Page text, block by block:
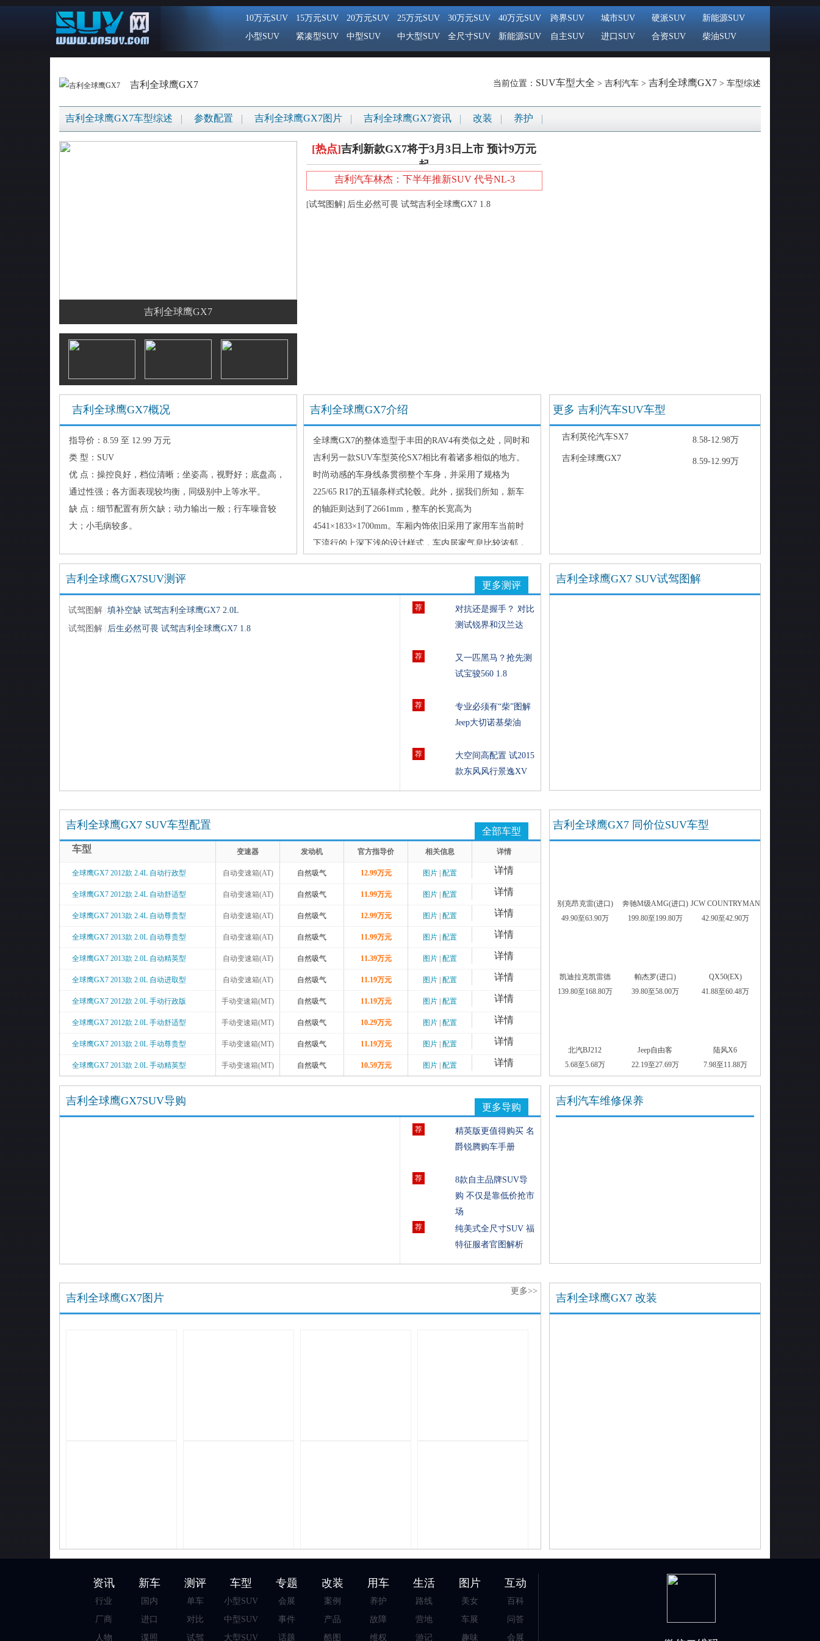
10万元SUV 15万元SUV 20万元SUV 25万元SUV 30万元SUV
40万元SUV
小型SUV
紧凑型SUV 中型SUV 中大型SUV 全尺寸SUV 新能源SUV
跨界SUV 城市SUV 硬派SUV
新能源SUV
自主SUV
进口SUV 合资SUV 柴油SUV
吉利全球鹰GX7 当前位置： SUV车型大全 > 吉利汽车 > 吉利全球鹰GX7 > 车型综述
吉利全球鹰GX7车型综述 参数配置 吉利全球鹰GX7图片 吉利全球鹰GX7资讯 改装 养护
吉利全球鹰GX7
[热点]吉利新款GX7将于3月3日上市 预计9万元
起
吉利汽车林杰：下半年推新SUV 代号NL-3
[试驾图解] 后生必然可畏 试驾吉利全球鹰GX7 1.8
吉利全球鹰GX7概况
指导价：8.59 至 12.99 万元
类 型：SUV
优 点：操控良好，档位清晰；坐姿高，视野好；底盘高，
通过性强；各方面表现较均衡，同级别中上等水平。
缺 点：细节配置有所欠缺；动力输出一般；行车噪音较
大；小毛病较多。
吉利全球鹰GX7介绍
全球鹰GX7的整体造型于丰田的RAV4有类似之处，同时和
吉利另一款SUV车型英伦SX7相比有着诸多相似的地方。
时尚动感的车身线条贯彻整个车身，并采用了规格为
225/65 R17的五辐条样式轮毂。此外，据我们所知，新车
的轴距则达到了2661mm，整车的长宽高为
4541×1833×1700mm。车厢内饰依旧采用了家用车当前时
下流行的上深下浅的设计样式，车内居家气息比较浓郁，
批评。出于成本的考虑用料一般，但整体的做工和工艺表
现出了厂家造车的诚意。全球鹰GX7中控台大部分表面覆
盖的均为硬塑料材质，但做工工艺相对以往车型确实有了
显著的提高。通过多种元素的集成及先进工艺的处理，没
更多 吉利汽车SUV车型
吉利英伦汽车SX7
8.58-12.98万
吉利全球鹰GX7
8.59-12.99万
吉利全球鹰GX7SUV测评
更多测评
试驾图解 填补空缺 试驾吉利全球鹰GX7 2.0L
试驾图解 后生必然可畏 试驾吉利全球鹰GX7 1.8
荐
对抗还是握手？ 对比
测试锐界和汉兰达
荐
又一匹黑马？抢先测
试宝骏560 1.8
荐
专业必须有“柴”图解
Jeep大切诺基柴油
荐
大空间高配置 试2015
款东风风行景逸XV
吉利全球鹰GX7 SUV试驾图解
吉利全球鹰GX7 SUV车型配置
全部车型
车型
变速器 发动机 官方指导价 相关信息 详情
全球鹰GX7 2012款 2.4L 自动行政型 自动变速箱(AT) 自然吸气 12.99万元 图片 配置 详情
全球鹰GX7 2012款 2.4L 自动舒适型 自动变速箱(AT) 自然吸气 11.99万元 图片 配置 详情
全球鹰GX7 2013款 2.4L 自动尊贵型 自动变速箱(AT) 自然吸气 12.99万元 图片 配置 详情
全球鹰GX7 2013款 2.0L 自动尊贵型 自动变速箱(AT) 自然吸气 11.99万元 图片 配置 详情
全球鹰GX7 2013款 2.0L 自动精英型 自动变速箱(AT) 自然吸气 11.39万元 图片 配置 详情
全球鹰GX7 2013款 2.0L 自动进取型 自动变速箱(AT) 自然吸气 11.19万元 图片 配置 详情
全球鹰GX7 2012款 2.0L 手动行政版 手动变速箱(MT) 自然吸气 11.19万元 图片 配置 详情
全球鹰GX7 2012款 2.0L 手动舒适型 手动变速箱(MT) 自然吸气 10.29万元 图片 配置 详情
全球鹰GX7 2013款 2.0L 手动尊贵型 手动变速箱(MT) 自然吸气 11.19万元 图片 配置 详情
全球鹰GX7 2013款 2.0L 手动精英型 手动变速箱(MT) 自然吸气 10.59万元 图片 配置 详情
全球鹰GX7 2013款 2.0L 手动进取型 手动变速箱(MT) 自然吸气 10.39万元 图片|配置 详情
全球鹰GX7 2012款 1.8L 手动行政版 详情
配置 详情
配置 详情
图片
配置 详情
配置
吉利全球鹰GX7 同价位SUV车型
别克昂克雷(进口)
49.90至63.90万
奔驰M级AMG(进口)
199.80至199.80万
JCW COUNTRYMAN
42.90至42.90万
凯迪拉克凯雷德
139.80至168.80万
帕杰罗(进口)
39.80至58.00万
QX50(EX)
41.88至60.48万
北汽BJ212
5.68至5.68万
Jeep自由客
22.19至27.69万
陆风X6
7.98至11.88万
吉利全球鹰GX7SUV导购
更多导购
荐
精英版更值得购买 名
爵锐腾购车手册
荐
8款自主品牌SUV导
购 不仅是靠低价抢市
场
荐
纯美式全尺寸SUV 福
特征服者官图解析
吉利汽车维修保养
吉利全球鹰GX7图片
更多>>
吉利全球鹰GX7 改装
资讯
行业
厂商
人物
新车
国内
进口
谍照
测评
单车
对比
试驾
车型
小型SUV
中型SUV
大型SUV
专题
会展
事件
话题
改装
案例
产品
酷图
用车
养护
故障
维权
生活
路线
营地
游记
图片
美女
车展
趣味
互动
百科
问答
会展